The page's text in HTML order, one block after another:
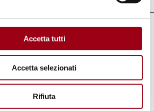
Accetta tutti
Accetta selezionati
Rifiuta
day - UN website
day - UN website